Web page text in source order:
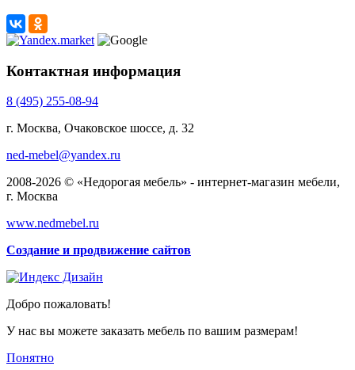
Контактная информация
8 (495) 255-08-94
г. Москва, Очаковское шоссе, д. 32
ned-mebel@yandex.ru
2008-2026 © «Недорогая мебель» - интернет-магазин мебели,
г. Москва
www.nedmebel.ru
Создание и продвижение сайтов
Добро пожаловать!
У нас вы можете заказать мебель по вашим размерам!
Понятно